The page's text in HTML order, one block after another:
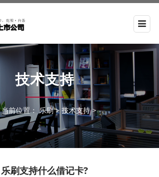
技术支持
当前位置： 乐刷> 技术支持>
乐刷支持什么借记卡?